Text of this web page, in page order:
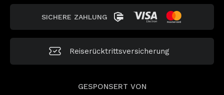
SICHERE ZAHLUNG
Reiserücktrittsversicherung
GESPONSERT VON